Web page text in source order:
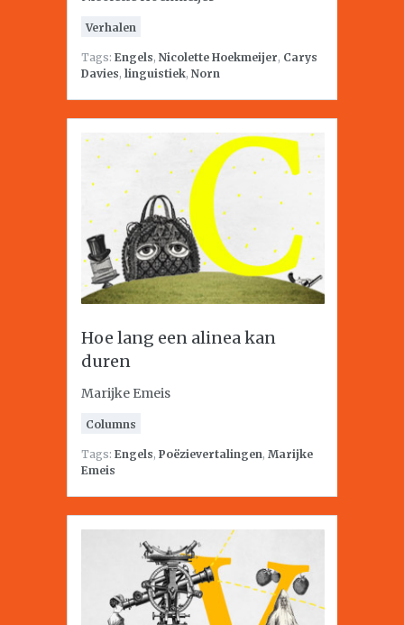
Verhalen
Tags: Engels, Nicolette Hoekmeijer, Carys
Davies, linguistiek, Norn
Hoe lang een alinea kan
duren
Marijke Emeis
Columns
Tags: Engels, Poëzievertalingen, Marijke
Emeis